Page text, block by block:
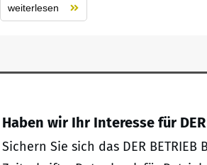
weiterlesen
Haben wir Ihr Interesse für DER
Sichern Sie sich das DER BETRIEB